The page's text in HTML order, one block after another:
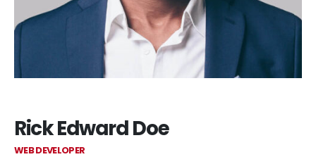
Rick Edward Doe
WEB DEVELOPER